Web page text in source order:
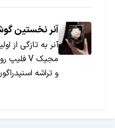
آنر نخستین
آنر به تازگی از
و تراشه اسنپدراگون ۸ پلاس نسل یک مجهز